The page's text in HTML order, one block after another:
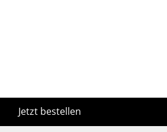
Jetzt bestellen